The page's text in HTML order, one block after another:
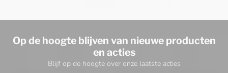
Op de hoogte blijven van nieuwe producten
en acties
Blijf op de hoogte over onze laatste acties